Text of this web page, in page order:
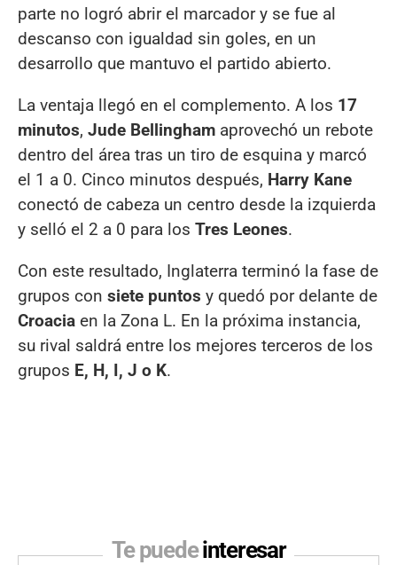
parte no logró abrir el marcador y se fue al
descanso con igualdad sin goles, en un
desarrollo que mantuvo el partido abierto.
La ventaja llegó en el complemento. A los 17
minutos, Jude Bellingham aprovechó un rebote
dentro del área tras un tiro de esquina y marcó
el 1 a 0. Cinco minutos después, Harry Kane
conectó de cabeza un centro desde la izquierda
y selló el 2 a 0 para los Tres Leones.
Con este resultado, Inglaterra terminó la fase de
grupos con siete puntos y quedó por delante de
Croacia en la Zona L. En la próxima instancia,
su rival saldrá entre los mejores terceros de los
grupos E, H, I, J o K.
Te puedeinteresar